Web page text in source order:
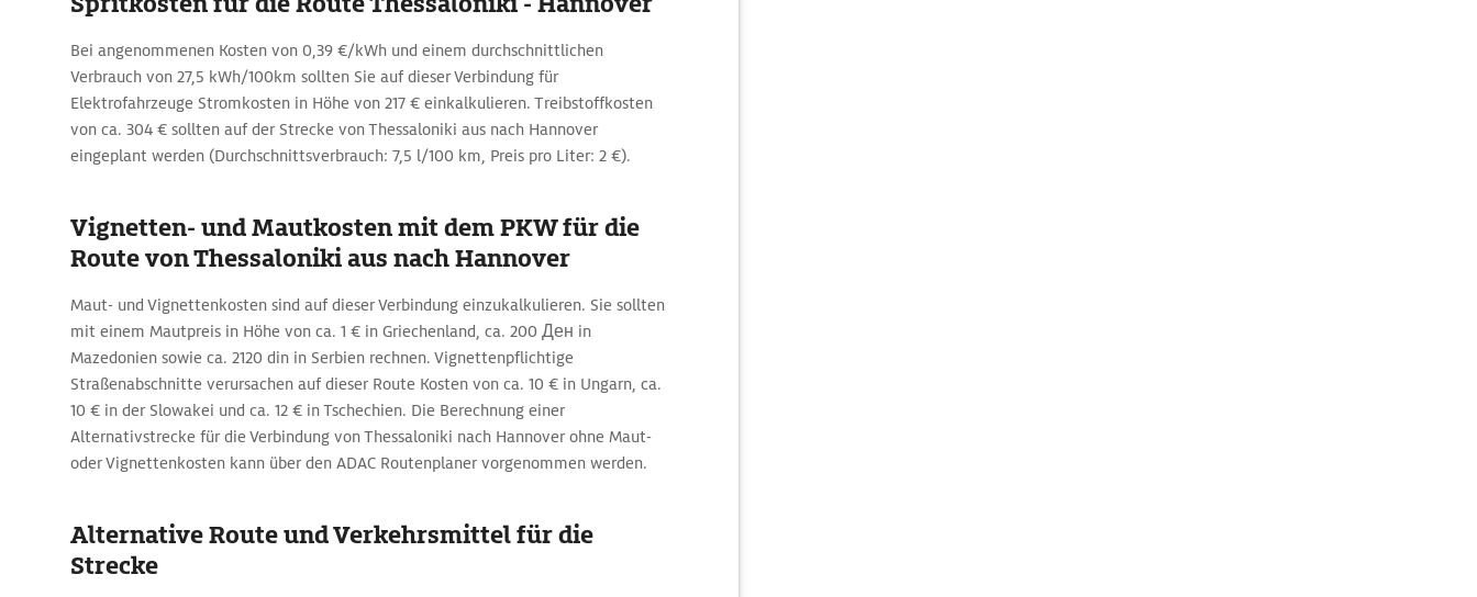
Bei angenommenen Kosten von 0,39 €/kWh und einem durchschnittlichen
Verbrauch von 27,5 kWh/100km sollten Sie auf dieser Verbindung für
Elektrofahrzeuge Stromkosten in Höhe von 217 € einkalkulieren. Treibstoffkosten
von ca. 304 € sollten auf der Strecke von Thessaloniki aus nach Hannover
eingeplant werden (Durchschnittsverbrauch: 7,5 l/100 km, Preis pro Liter: 2 €).
Vignetten- und Mautkosten mit dem PKW für die
Route von Thessaloniki aus nach Hannover
Maut- und Vignettenkosten sind auf dieser Verbindung einzukalkulieren. Sie sollten
mit einem Mautpreis in Höhe von ca. 1 € in Griechenland, ca. 200 Ден in
Mazedonien sowie ca. 2120 din in Serbien rechnen. Vignettenpflichtige
Straßenabschnitte verursachen auf dieser Route Kosten von ca. 10 € in Ungarn, ca.
10 € in der Slowakei und ca. 12 € in Tschechien. Die Berechnung einer
Alternativstrecke für die Verbindung von Thessaloniki nach Hannover ohne Maut-
oder Vignettenkosten kann über den ADAC Routenplaner vorgenommen werden.
Alternative Route und Verkehrsmittel für die
Strecke